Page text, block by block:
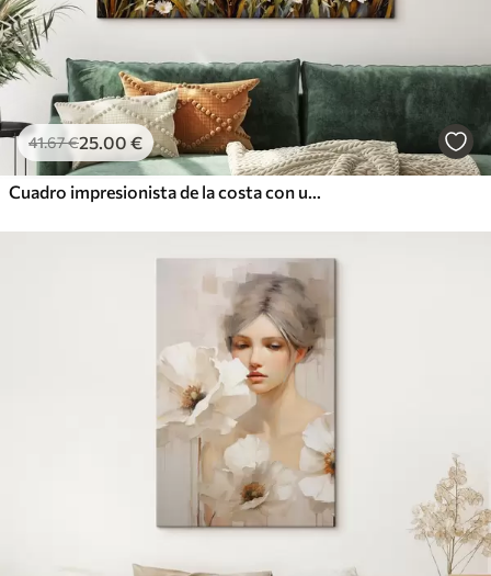
41.67€25.00 €
Cuadro impresionista de la costa con un velero y flores